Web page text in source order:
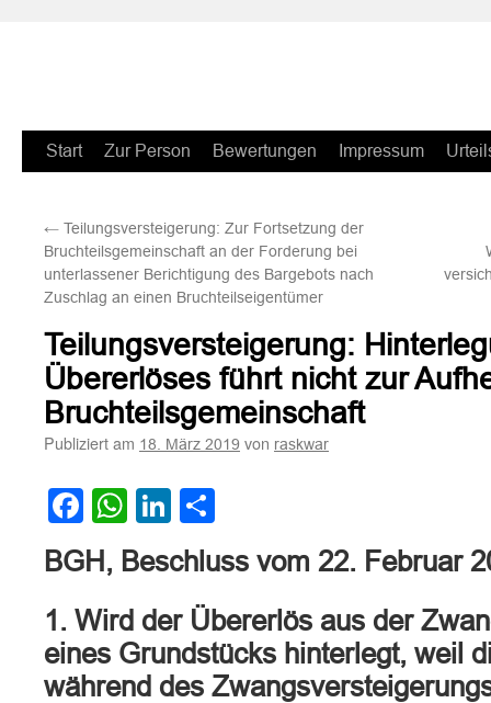
Zum
springen
Start Zur Person Bewertungen Impressum
← Teilungsversteigerung: Zur Fortsetzung der
Bruchteilsgemeinschaft an der Forderung bei
unterlassener Berichtigung des Bargebots nach
Zuschlag an einen Bruchteilseigentümer
Teilungsversteigerung:
Übererlöses führt nicht zur
Bruchteilsgemeinschaft
Publiziert am 18. März 2019 von raskwar
Facebook
WhatsApp
LinkedIn
BGH, Beschluss vom 22. Februar
1. Wird der Übererlös aus der
eines Grundstücks hinterlegt, weil
während des